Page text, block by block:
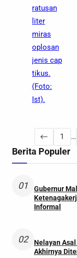
ratusan
liter
miras
oplosan
jenis cap
tikus.
(Foto:
Ist).
1 …
Berita Populer
01
Gubernur
Informal
02
Nelayan
Akhirnya